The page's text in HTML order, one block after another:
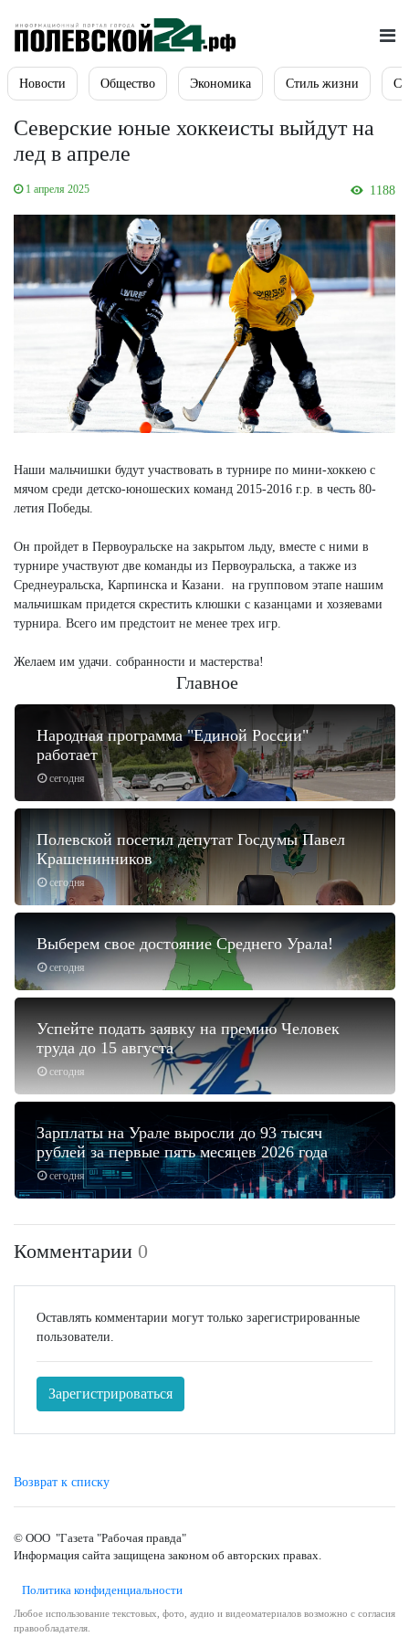
Новости Общество Экономика Стиль жизни
Северские юные хоккеисты выйдут на
лед в апреле
1 апреля 2025 1188
Наши мальчишки будут участвовать в турнире по мини-хоккею с
мячом среди детско-юношеских команд 2015-2016 г.р. в честь 80-
летия Победы.
Он пройдет в Первоуральске на закрытом льду, вместе с ними в
турнире участвуют две команды из Первоуральска, а также из
Среднеуральска, Карпинска и Казани. на групповом этапе нашим
мальчишкам придется скрестить клюшки с казанцами и хозяевами
турнира. Всего им предстоит не менее трех игр.
Желаем им удачи. собранности и мастерства!
Главное
сегодня
Народная программа "Единой России"
работает
сегодня
Полевской посетил депутат Госдумы Павел
Крашенинников
сегодня
Выберем свое достояние Среднего Урала!
сегодня
Успейте подать заявку на премию Человек
труда до 15 августа
сегодня
Зарплаты на Урале выросли до 93 тысяч
рублей за первые пять месяцев 2026 года
Комментарии 0
Оставлять комментарии могут только зарегистрированные
пользователи.
Зарегистрироваться
Возврат к списку
© ООО "Газета "Рабочая правда"
Информация сайта защищена законом об авторских правах.
Политика конфиденциальности
Любое использование текстовых, фото, аудио и видеоматериалов возможно с согласия
правообладателя.